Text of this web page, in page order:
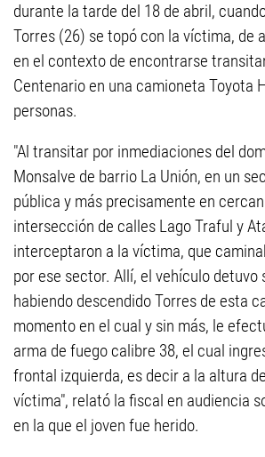
durante la tarde del 18 de abril,
Torres (26) se topó con la víctima, de
en el contexto de encontrarse
Centenario en una camioneta Toyota
personas.
"Al transitar por inmediaciones del
Monsalve de barrio La Unión, en un
pública y más precisamente en
intersección de calles Lago Traful y
interceptaron a la víctima, que
por ese sector. Allí, el vehículo detuvo
habiendo descendido Torres de esta
momento en el cual y sin más, le
arma de fuego calibre 38, el cual
frontal izquierda, es decir a la altura
víctima", relató la fiscal en audiencia
en la que el joven fue herido.